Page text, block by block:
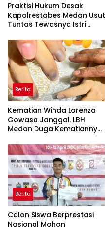
Praktisi Hukum Desak
Kapolrestabes Medan Usut
Tuntas Tewasnya Istri
Berita
Kematian Winda Lorenza
Gowasa Janggal, LBH
Medan Duga Kematiannya
Ada Dugaan Tundak
Pidana
Berita
Calon Siswa Berprestasi
Nasional Mohon